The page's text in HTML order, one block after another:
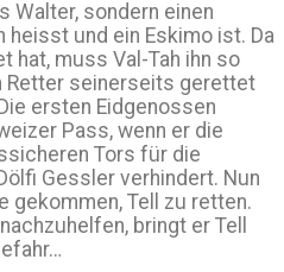
Walter, sondern einen
heisst und ein Eskimo ist. Da
hat, muss Val-Tah ihn so
Retter seinerseits gerettet
ersten Eidgenossen
Pass, wenn er die
Tors für die
Gessler verhindert. Nun
gekommen, Tell zu retten.
bringt er Tell